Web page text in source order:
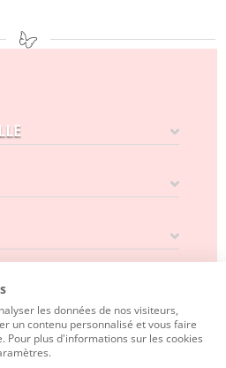
NOUS
les données de nos visiteurs,
un contenu personnalisé et vous faire
Pour plus d'informations sur les cookies